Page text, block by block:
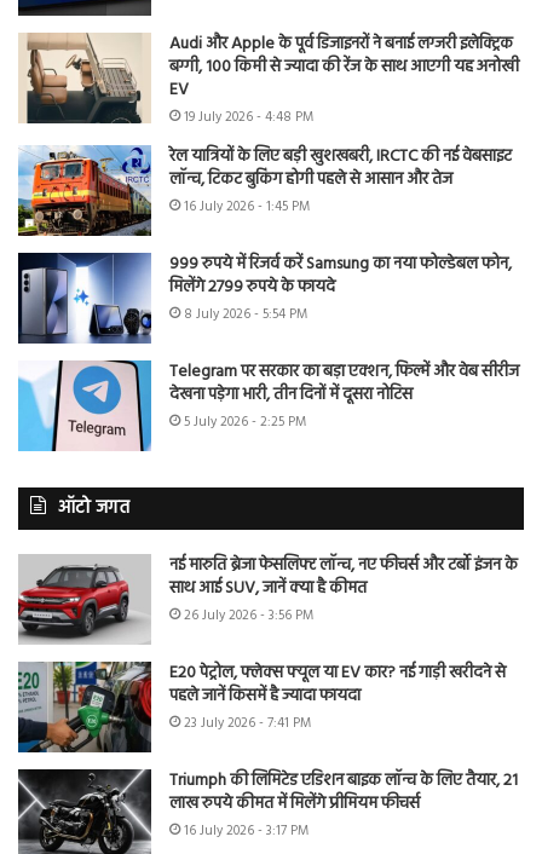
Audi और Apple के पूर्व डिजाइनरों ने बनाई लग्जरी इलेक्ट्रिक
बग्गी, 100 किमी से ज्यादा की रेंज के साथ आएगी यह अनोखी
EV
19 July 2026 - 4:48 PM
रेल यात्रियों के लिए बड़ी खुशखबरी, IRCTC की नई वेबसाइट
लॉन्च, टिकट बुकिंग होगी पहले से आसान और तेज
16 July 2026 - 1:45 PM
999 रुपये में रिजर्व करें Samsung का नया फोल्डेबल फोन,
मिलेंगे 2799 रुपये के फायदे
8 July 2026 - 5:54 PM
Telegram पर सरकार का बड़ा एक्शन, फिल्में और वेब सीरीज
देखना पड़ेगा भारी, तीन दिनों में दूसरा नोटिस
5 July 2026 - 2:25 PM
ऑटो जगत
नई मारुति ब्रेजा फेसलिफ्ट लॉन्च, नए फीचर्स और टर्बो इंजन के
साथ आई SUV, जानें क्या है कीमत
26 July 2026 - 3:56 PM
E20 पेट्रोल, फ्लेक्स फ्यूल या EV कार? नई गाड़ी खरीदने से
पहले जानें किसमें है ज्यादा फायदा
23 July 2026 - 7:41 PM
Triumph की लिमिटेड एडिशन बाइक लॉन्च के लिए तैयार, 21
लाख रुपये कीमत में मिलेंगे प्रीमियम फीचर्स
16 July 2026 - 3:17 PM